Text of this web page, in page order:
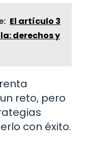
El artículo 3
derechos y
reto, pero
con éxito.